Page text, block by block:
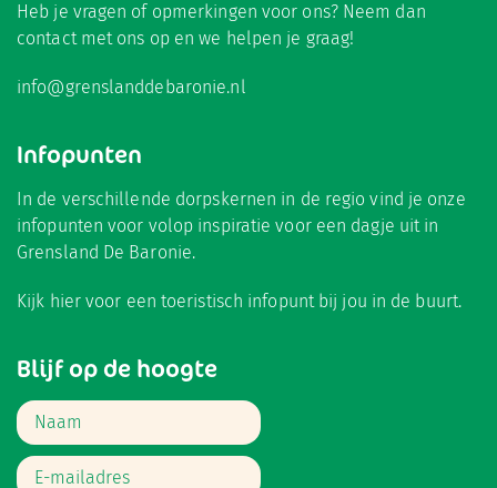
Heb je vragen of opmerkingen voor ons? Neem dan
contact met ons op en we helpen je graag!
info@grenslanddebaronie.nl
Infopunten
In de verschillende dorpskernen in de regio vind je onze
infopunten voor volop inspiratie voor een dagje uit in
Grensland De Baronie.
Kijk hiervoor een toeristisch infopunt bij jou in de buurt.
Blijf op de hoogte